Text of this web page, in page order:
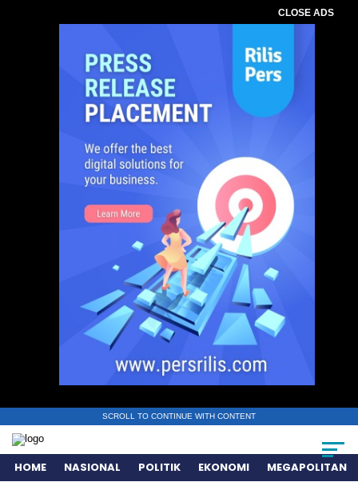
CLOSE ADS
SCROLL TO CONTINUE WITH CONTENT
HOME NASIONAL POLITIK EKONOMI MEGAPOLITAN